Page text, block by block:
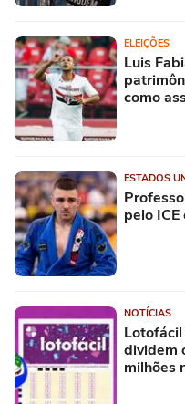
ELEIÇÕES
Luis
como
ESTADOS
pelo
NOTÍCIAS
Lotofácil
dividem
milhões